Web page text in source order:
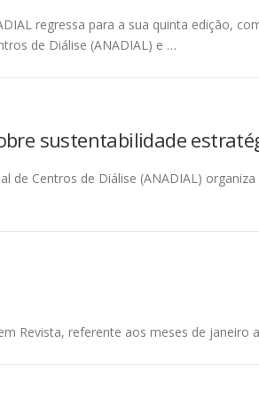
regressa para a sua quinta edição,
de Diálise (ANADIAL) e …
sustentabilidade
de Centros de Diálise (ANADIAL)
Revista, referente aos meses de janeiro